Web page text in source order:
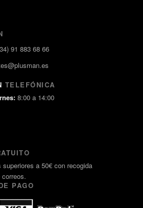
91 883 68 66
TELEFÓNICA
8:00 a 14:00
superiores a 50€ con recogida
PAGO